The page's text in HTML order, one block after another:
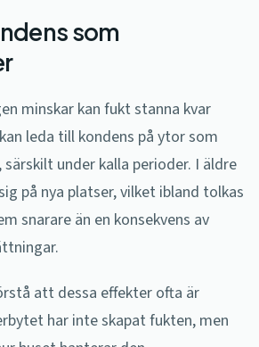
som
minskar kan fukt stanna kvar
leda till kondens på ytor som
under kalla perioder. I äldre
på nya platser, vilket ibland tolkas
snarare än en konsekvens av
att dessa effekter ofta är
har inte skapat fukten, men